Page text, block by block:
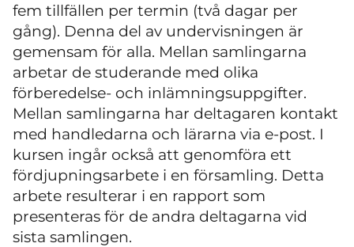
fem tillfällen per termin (två dagar per
gång). Denna del av undervisningen är
gemensam för alla. Mellan samlingarna
arbetar de studerande med olika
förberedelse- och inlämningsuppgifter.
Mellan samlingarna har deltagaren kontakt
med handledarna och lärarna via e-post. I
kursen ingår också att genomföra ett
fördjupningsarbete i en församling. Detta
arbete resulterar i en rapport som
presenteras för de andra deltagarna vid
sista samlingen.